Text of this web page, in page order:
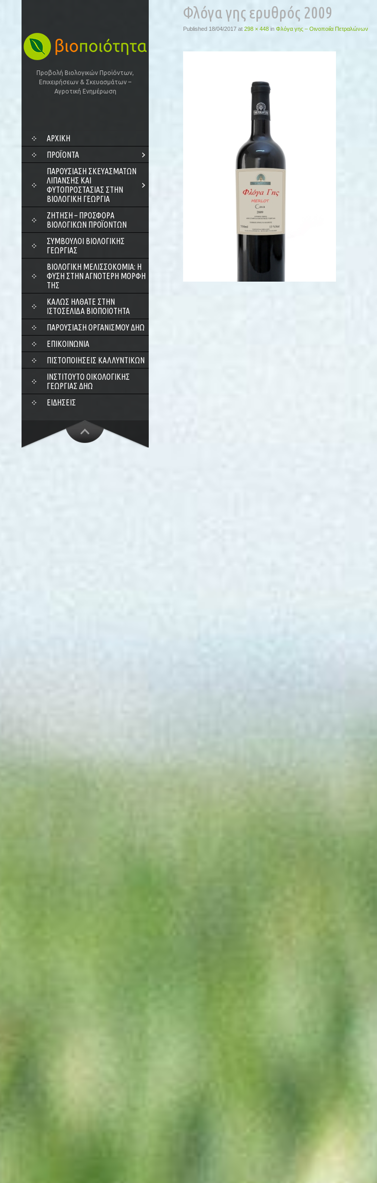
Προβολή Βιολογικών Προϊόντων,
Επιχειρήσεων & Σκευασμάτων –
Αγροτική Ενημέρωση
SKIP
CONTENT
ΑΡΧΙΚΗ
ΠΡΟΪΌΝΤΑ
ΠΑΡΟΥΣΊΑΣΗ ΣΚΕΥΑΣΜΆΤΩΝ
ΛΊΠΑΝΣΗΣ ΚΑΙ
ΦΥΤΟΠΡΟΣΤΑΣΊΑΣ ΣΤΗΝ
ΒΙΟΛΟΓΙΚΉ ΓΕΩΡΓΊΑ
ΖΗΤΗΣΗ – ΠΡΟΣΦΟΡΑ
ΒΙΟΛΟΓΙΚΩΝ ΠΡΟΪΟΝΤΩΝ
ΣΎΜΒΟΥΛΟΙ ΒΙΟΛΟΓΙΚΉΣ
ΓΕΩΡΓΊΑΣ
ΒΙΟΛΟΓΙΚΉ ΜΕΛΙΣΣΟΚΟΜΊΑ: Η
ΦΎΣΗ ΣΤΗΝ ΑΓΝΌΤΕΡΗ ΜΟΡΦΉ
ΤΗΣ
ΚΑΛΏΣ ΉΛΘΑΤΕ ΣΤΗΝ
ΙΣΤΟΣΕΛΊΔΑ ΒΙΟΠΟΙΌΤΗΤΑ
ΠΑΡΟΥΣΊΑΣΗ ΟΡΓΑΝΙΣΜΟΎ ΔΗΩ
ΕΠΙΚΟΙΝΩΝΊΑ
ΠΙΣΤΟΠΟΙΉΣΕΙΣ ΚΑΛΛΥΝΤΙΚΏΝ
ΙΝΣΤΙΤΟΎΤΟ ΟΙΚΟΛΟΓΙΚΉΣ
ΓΕΩΡΓΊΑΣ ΔΗΩ
ΕΙΔΉΣΕΙΣ
Φλόγα γης ερυθρός 2009
Published 18/04/2017 at 298 × 448 in Φλόγα γης – Οινοποιΐα Πετραλώνων